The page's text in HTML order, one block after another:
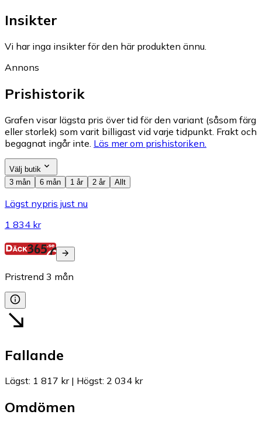
Insikter
Vi har inga insikter för den här produkten ännu.
Annons
Prishistorik
Grafen visar lägsta pris över tid för den variant (såsom färg
eller storlek) som varit billigast vid varje tidpunkt. Frakt och
begagnat ingår inte. Läs mer om prishistoriken.
Välj butik
3 mån
6 mån 1 år 2 år Allt
Lägst nypris just nu
1 834 kr
Pristrend 3 mån
Fallande
Lägst: 1 817 kr| Högst: 2 034 kr
Omdömen